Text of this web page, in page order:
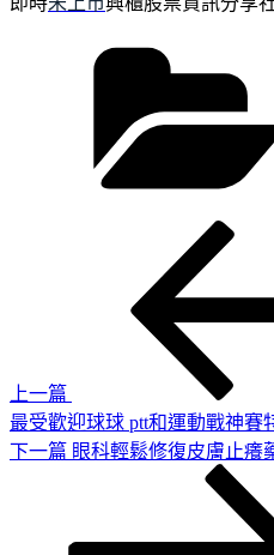
上一篇
最受歡迎球球 ptt和運動戰神賽
下
下一篇 眼科輕鬆修復皮膚止癢